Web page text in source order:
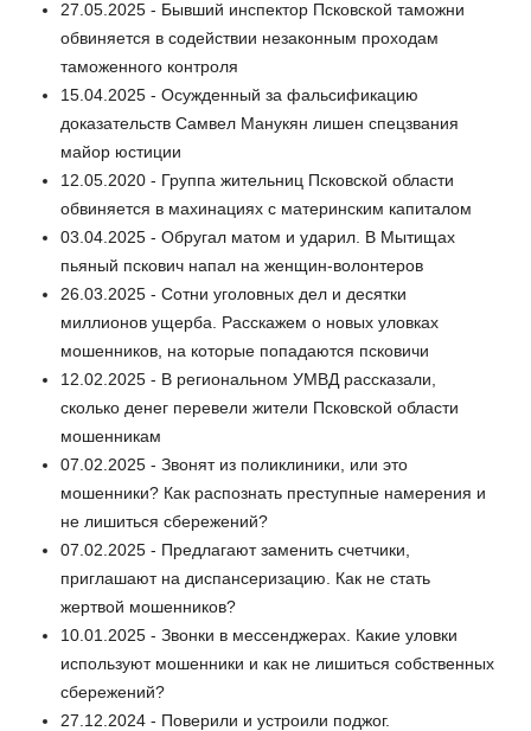
27.05.2025 - Бывший инспектор Псковской таможни
обвиняется в содействии незаконным проходам
таможенного контроля
15.04.2025 - Оcужденный за фальсификацию
доказательств Самвел Манукян лишен спецзвания
майор юстиции
12.05.2020 - Группа жительниц Псковской области
обвиняется в махинациях с материнским капиталом
03.04.2025 - Обругал матом и ударил. В Мытищах
пьяный пскович напал на женщин-волонтеров
26.03.2025 - Сотни уголовных дел и десятки
миллионов ущерба. Расскажем о новых уловках
мошенников, на которые попадаются псковичи
12.02.2025 - В региональном УМВД рассказали,
сколько денег перевели жители Псковской области
мошенникам
07.02.2025 - Звонят из поликлиники, или это
мошенники? Как распознать преступные намерения и
не лишиться сбережений?
07.02.2025 - Предлагают заменить счетчики,
приглашают на диспансеризацию. Как не стать
жертвой мошенников?
10.01.2025 - Звонки в мессенджерах. Какие уловки
используют мошенники и как не лишиться собственных
сбережений?
27.12.2024 - Поверили и устроили поджог.